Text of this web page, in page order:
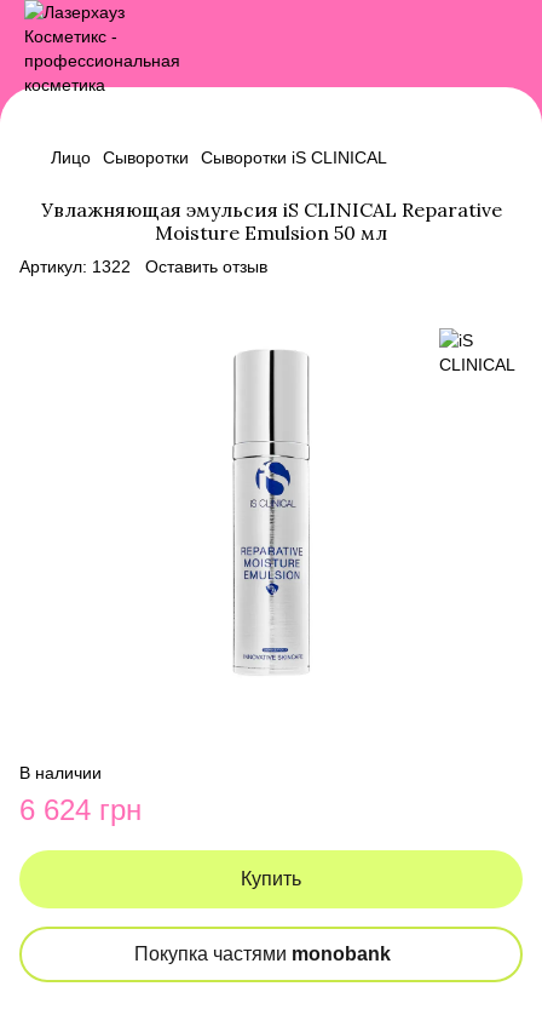
Лицо Сыворотки Сыворотки iS CLINICAL
Увлажняющая эмульсия iS CLINICAL Reparative
Moisture Emulsion 50 мл
Артикул: 1322 Оставить отзыв
В наличии
6 624 грн
Купить
Покупка частями monobank